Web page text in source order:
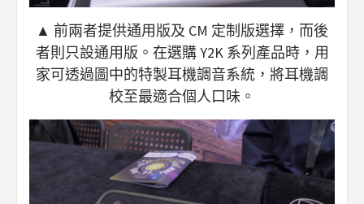
▲ 前兩者提供通用版及 CM 定制版選擇，而後
者則只設通用版。在選購 Y2K 系列產品時，用
家可透過圖中的特製耳機調音系統，將耳機調
校至最適合個人口味。